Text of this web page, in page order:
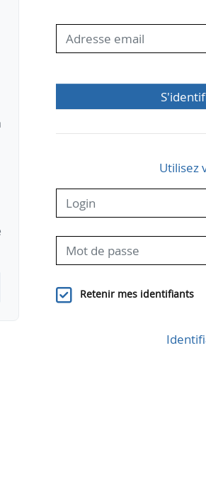
Utilisez
Retenir mes identifiants